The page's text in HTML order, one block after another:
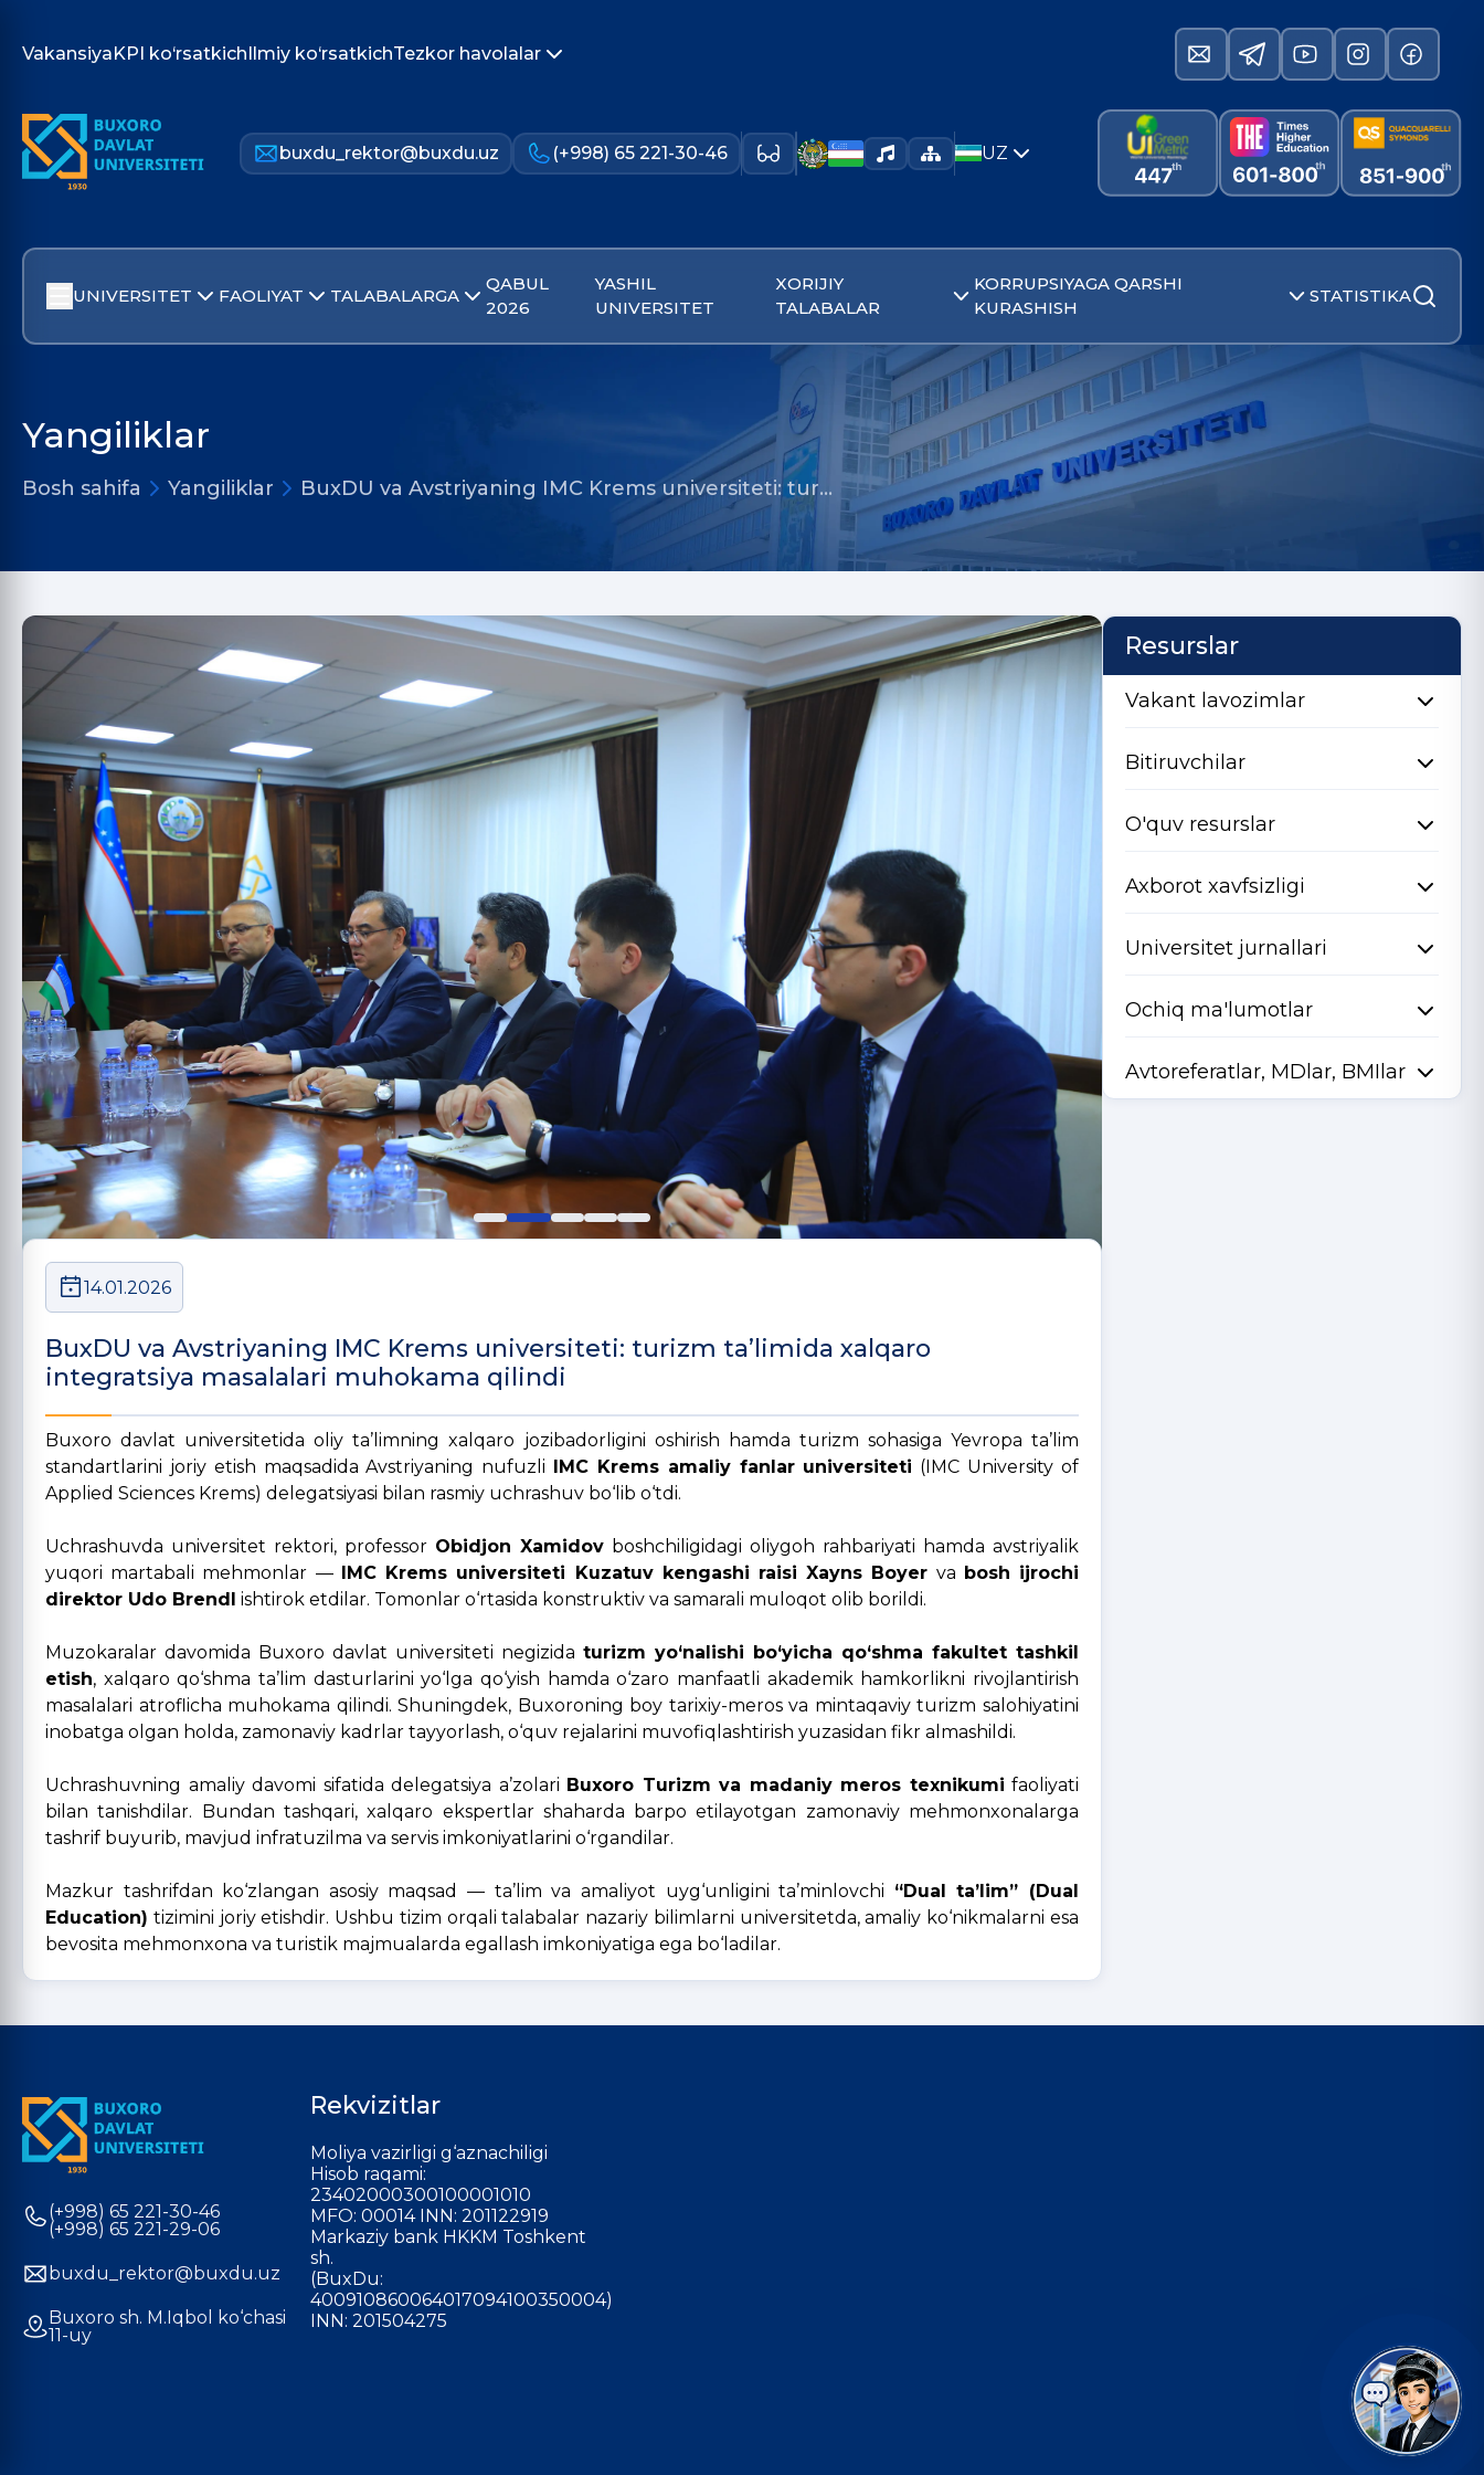
VakansiyaKPI ko‘rsatkichIlmiy ko‘rsatkichTezkor havolalar
buxdu_rektor@buxdu.uz (+998) 65 221-30-46 UZ
UNIVERSITET FAOLIYAT TALABALARGA
QABUL
2026
YASHIL
UNIVERSITET
XORIJIY
TALABALAR
KORRUPSIYAGA QARSHI
KURASHISH
STATISTIKA
Yangiliklar
Bosh sahifa Yangiliklar BuxDU va Avstriyaning IMC Krems universiteti: tur…
14.01.2026
BuxDU va Avstriyaning IMC Krems universiteti: turizm ta’limida xalqaro
integratsiya masalalari muhokama qilindi
Buxoro davlat universitetida oliy ta’limning xalqaro jozibadorligini oshirish hamda turizm sohasiga Yevropa ta’lim
standartlarini joriy etish maqsadida Avstriyaning nufuzli IMC Krems amaliy fanlar universiteti (IMC University of
Applied Sciences Krems) delegatsiyasi bilan rasmiy uchrashuv bo‘lib o‘tdi.
Uchrashuvda universitet rektori, professor Obidjon Xamidov boshchiligidagi oliygoh rahbariyati hamda avstriyalik
yuqori martabali mehmonlar — IMC Krems universiteti Kuzatuv kengashi raisi Xayns Boyer va bosh ijrochi
direktor Udo Brendl ishtirok etdilar. Tomonlar o‘rtasida konstruktiv va samarali muloqot olib borildi.
Muzokaralar davomida Buxoro davlat universiteti negizida turizm yo‘nalishi bo‘yicha qo‘shma fakultet tashkil
etish, xalqaro qo‘shma ta’lim dasturlarini yo‘lga qo‘yish hamda o‘zaro manfaatli akademik hamkorlikni rivojlantirish
masalalari atroflicha muhokama qilindi. Shuningdek, Buxoroning boy tarixiy-meros va mintaqaviy turizm salohiyatini
inobatga olgan holda, zamonaviy kadrlar tayyorlash, o‘quv rejalarini muvofiqlashtirish yuzasidan fikr almashildi.
Uchrashuvning amaliy davomi sifatida delegatsiya a’zolari Buxoro Turizm va madaniy meros texnikumi faoliyati
bilan tanishdilar. Bundan tashqari, xalqaro ekspertlar shaharda barpo etilayotgan zamonaviy mehmonxonalarga
tashrif buyurib, mavjud infratuzilma va servis imkoniyatlarini o‘rgandilar.
Mazkur tashrifdan ko‘zlangan asosiy maqsad — ta’lim va amaliyot uyg‘unligini ta’minlovchi “Dual ta’lim” (Dual
Education) tizimini joriy etishdir. Ushbu tizim orqali talabalar nazariy bilimlarni universitetda, amaliy ko‘nikmalarni esa
bevosita mehmonxona va turistik majmualarda egallash imkoniyatiga ega bo‘ladilar.
Resurslar
Vakant lavozimlar
Bitiruvchilar
O'quv resurslar
Axborot xavfsizligi
Universitet jurnallari
Ochiq ma'lumotlar
Avtoreferatlar, MDlar, BMIlar
(+998) 65 221-30-46
(+998) 65 221-29-06
buxdu_rektor@buxdu.uz
Buxoro sh. M.Iqbol ko‘chasi
11-uy
Rekvizitlar
Moliya vazirligi g‘aznachiligi
Hisob raqami:
23402000300100001010
MFO: 00014 INN: 201122919
Markaziy bank HKKM Toshkent
sh.
(BuxDu:
400910860064017094100350004)
INN: 201504275